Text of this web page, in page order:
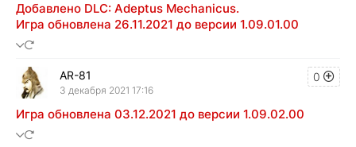
Добавлено DLC: Adeptus Mechanicus.
Игра обновлена 26.11.2021 до версии 1.09.01.00
0
AR-81
3 декабря 2021 17:16
Игра обновлена 03.12.2021 до версии 1.09.02.00